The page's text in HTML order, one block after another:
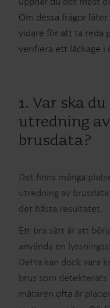
Om dessa frågor
vidare för att ta reda
verifiera ett läckage i
1. Var ska
utredning
brusdata?
Det finns många
utredning av
det bästa resultatet.
Ett bra sätt är att
använda en
Detta kan dock vara
brus som
mätaren ofta är